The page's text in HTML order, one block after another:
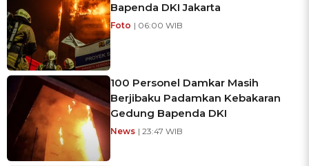
Bapenda DKI Jakarta
Foto | 06:00 WIB
100 Personel Damkar Masih
Berjibaku Padamkan Kebakaran
Gedung Bapenda DKI
News | 23:47 WIB